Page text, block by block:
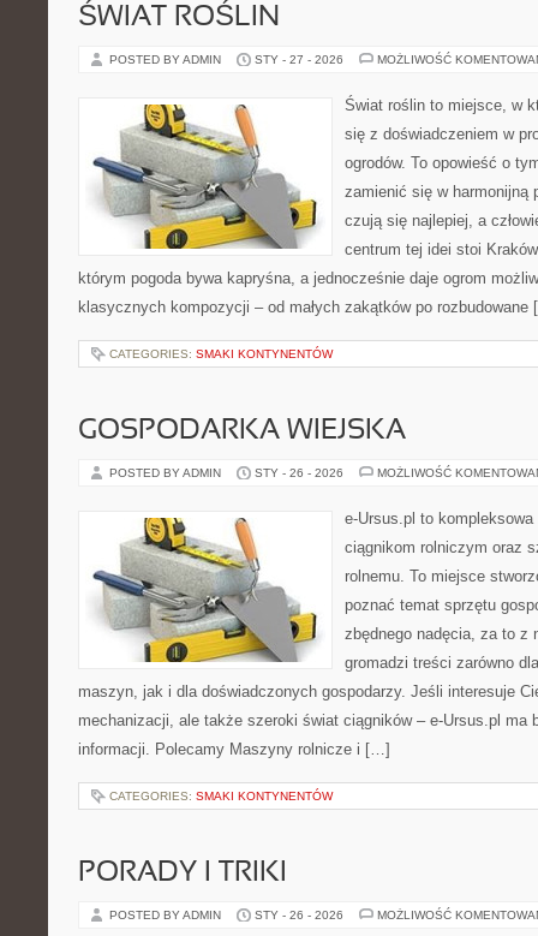
ŚWIAT ROŚLIN
POSTED BY ADMIN STY - 27 - 2026 MOŻLIWOŚĆ
Świat roślin to miejsce, w
się z doświadczeniem w
ogrodów. To opowieść o
zamienić się w harmonijną
czują się najlepiej, a
centrum tej idei stoi
którym pogoda bywa kapryśna, a jednocześnie daje ogrom
klasycznych kompozycji – od małych zakątków po
CATEGORIES: SMAKI KONTYNENTÓW
GOSPODARKA WIEJSKA
POSTED BY ADMIN STY - 26 - 2026 MOŻLIWOŚĆ
e-Ursus.pl to
ciągnikom rolniczym oraz
rolnemu. To miejsce
poznać temat sprzętu
zbędnego nadęcia, za to z
gromadzi treści zarówno
maszyn, jak i dla doświadczonych gospodarzy. Jeśli interesuje
mechanizacji, ale także szeroki świat ciągników – e-Ursus.pl ma
informacji. Polecamy Maszyny rolnicze i […]
CATEGORIES: SMAKI KONTYNENTÓW
PORADY I TRIKI
POSTED BY ADMIN STY - 26 - 2026 MOŻLIWOŚĆ